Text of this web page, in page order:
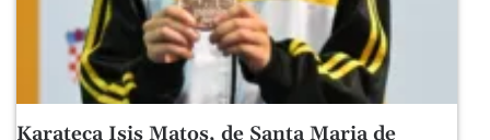
Karateca Isis Matos, de Santa Maria de